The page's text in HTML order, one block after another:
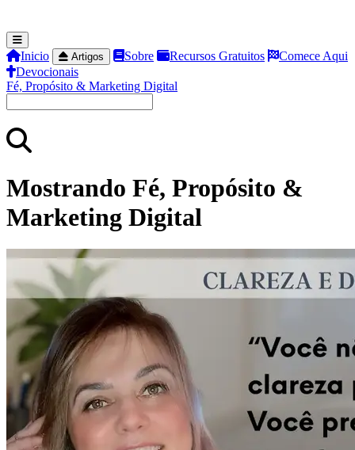
Inicio Artigos Sobre Recursos Gratuitos
Comece Aqui
Devocionais
Fé, Propósito & Marketing Digital
Mostrando Fé, Propósito &
Marketing Digital